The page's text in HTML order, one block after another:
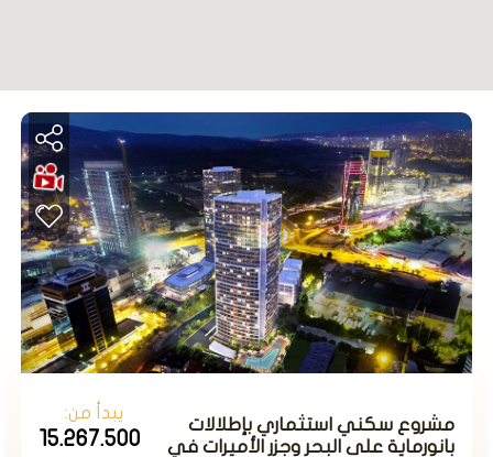
مشروع سكني استثماري بإطلالات
بانورماية على البحر وجزر الأميرات في
يبدأ من:
15.267.500